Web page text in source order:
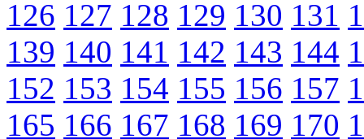
126 127 128 129 130 131
139 140 141 142 143 144
152 153 154 155 156 157
165 166 167 168 169 170